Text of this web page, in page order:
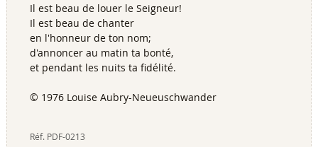
Il est beau de louer le Seigneur!
Il est beau de chanter
en l'honneur de ton nom;
d'annoncer au matin ta bonté,
et pendant les nuits ta fidélité.
© 1976 Louise Aubry-Neueuschwander
Réf. PDF-0213